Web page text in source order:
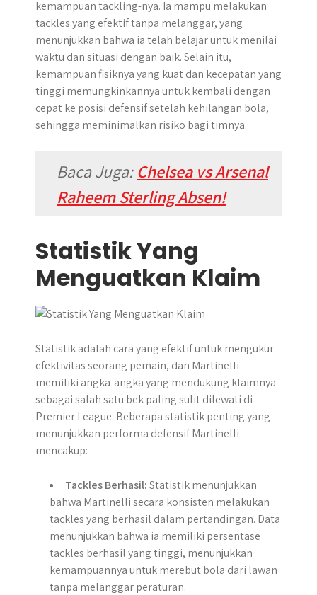
kemampuan tackling-nya. Ia mampu melakukan
tackles yang efektif tanpa melanggar, yang
menunjukkan bahwa ia telah belajar untuk menilai
waktu dan situasi dengan baik. Selain itu,
kemampuan fisiknya yang kuat dan kecepatan yang
tinggi memungkinkannya untuk kembali dengan
cepat ke posisi defensif setelah kehilangan bola,
sehingga meminimalkan risiko bagi timnya.
Baca Juga:Chelsea vs Arsenal
Raheem Sterling Absen!
Statistik Yang
Menguatkan Klaim
Statistik adalah cara yang efektif untuk mengukur
efektivitas seorang pemain, dan Martinelli
memiliki angka-angka yang mendukung klaimnya
sebagai salah satu bek paling sulit dilewati di
Premier League. Beberapa statistik penting yang
menunjukkan performa defensif Martinelli
mencakup:
Tackles Berhasil:Statistik menunjukkan
bahwa Martinelli secara konsisten melakukan
tackles yang berhasil dalam pertandingan. Data
menunjukkan bahwa ia memiliki persentase
tackles berhasil yang tinggi, menunjukkan
kemampuannya untuk merebut bola dari lawan
tanpa melanggar peraturan.